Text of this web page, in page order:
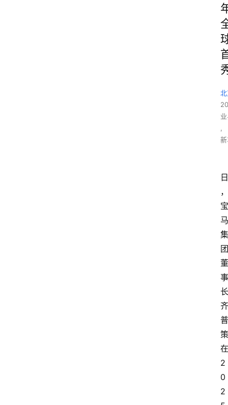
,
日
，
宝
马
集
团
董
事
长
齐
普
策
在
2
0
2